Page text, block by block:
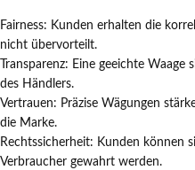
Fairness: Kunden erhalten die
nicht übervorteilt.
Transparenz: Eine geeichte
des Händlers.
Vertrauen: Präzise Wägungen
die Marke.
Rechtssicherheit: Kunden können
Verbraucher gewahrt werden.